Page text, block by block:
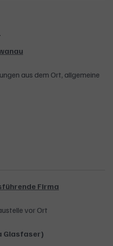
aus dem Ort, allgemeine
Firma
vor Ort
Glasfaser)